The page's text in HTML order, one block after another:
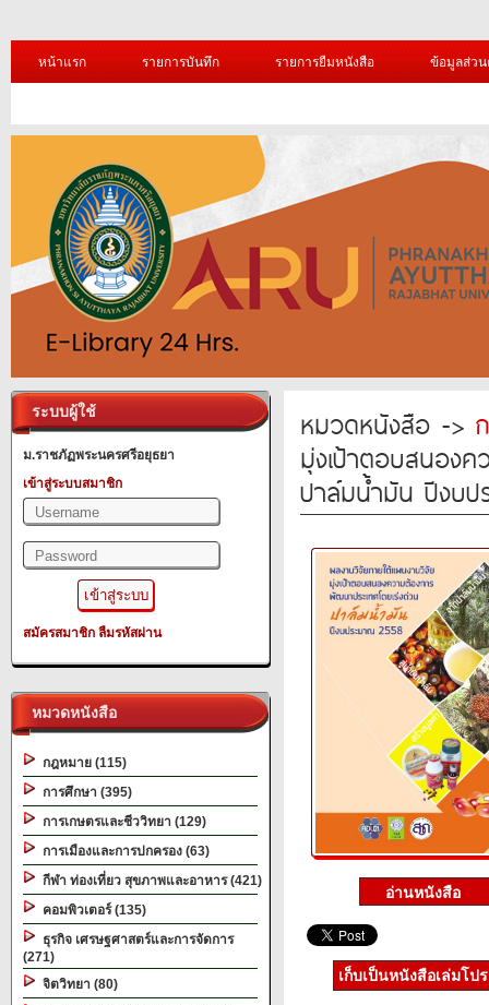
หน้าแรก รายการบันทึก รายการยืมหนังสือ ข้อมูลส่ว
ระบบผู้ใช้
ม.ราชภัฏพระนครศรีอยุธยา
เข้าสู่ระบบสมาชิก
สมัครสมาชิก ลืมรหัสผ่าน
หมวดหนังสือ
กฎหมาย (115)
การศึกษา (395)
การเกษตรและชีววิทยา (129)
การเมืองและการปกครอง (63)
กีฬา ท่องเที่ยว สุขภาพและอาหาร (421)
คอมพิวเตอร์ (135)
ธุรกิจ เศรษฐศาสตร์และการจัดการ
(271)
จิตวิทยา (80)
หมวดหนังสือ ->
มุ่งเป้าตอบสนองค
ปาล์มน้ำมัน ปีงบป
เก็บเป็นหนังสือเล่มโป